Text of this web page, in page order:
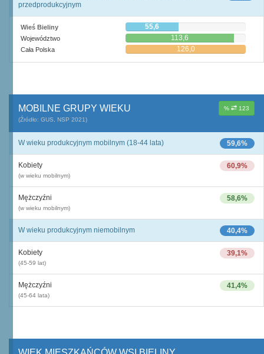
przedprodukcyjnym
Wieś Bieliny 55,6
Województwo 113,6
Cała Polska 126,0
% 123
MOBILNE GRUPY WIEKU
(Źródło: GUS, NSP 2021)
59,6%
W wieku produkcyjnym mobilnym (18-44 lata)
60,9%
Kobiety
(w wieku mobilnym)
58,6%
Mężczyźni
(w wieku mobilnym)
40,4%
W wieku produkcyjnym niemobilnym
39,1%
Kobiety
(45-59 lat)
41,4%
Mężczyźni
(45-64 lata)